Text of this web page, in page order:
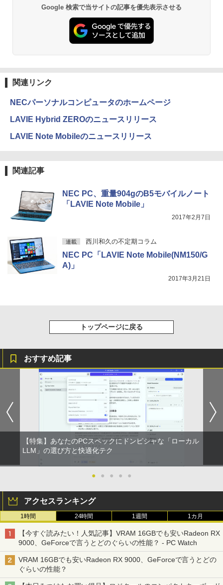
￥1,980
4
日本集中治療医学会 専門医テキスト
教育委員会 ]
タッチペンで音が聞ける！ はじめてずか
ん1000 英語つき はじめて図鑑1000 はじ
めてのずかん こども 子ども 0歳 1歳 2歳
3歳 4歳 小学館 タッチペン 図鑑 ずかん
￥5,478
Anker Soundcore P31i ブラック
￥5,990
レスイヤホン bluetooth イヤホン V12 小型
￥1,964
レスイヤホン Bluetooth 5.4 ノイズキャンセ
リング ANC 36時間再生
BRUCE WAYNE feat. Flo Milli, ATL Jacob
￥250
On My Road (Stadium ver.)
by Amazon 天然水 ラベルレス 500ml ×24本
ウォーター ペットボトル 静岡県産 500ミリリ
ットル (Smart Basic)
by Amazon 天然水ラベルレス 2L×9本
【Amazon.co.jp限定】 伊藤園 磨かれて、澄
] [ 水 ] [ ペットボトル ] [ 箱買い ] [ ストック
￥998
異世界居酒屋「のぶ」(22) (角川コミックス・
￥832
コミックスDIGITAL)
スーパーの裏でヤニ吸うふたり 9巻 (デジタル
版ビッグガンガンコミックス)
Google 検索で当サイトの記事を優先表示させる
関連リンク
NECパーソナルコンピュータのホームページ
LAVIE Hybrid ZEROのニュースリリース
LAVIE Note Mobileのニュースリリース
関連記事
NEC PC、重量904gのB5モバイルノート
「LAVIE Note Mobile」
2017年2月7日
連載 西川和久の不定期コラム
NEC PC「LAVIE Note Mobile(NM150/G
A)」
2017年3月21日
トップページに戻る
おすすめ記事
【特集】あなたのPCスペックにドンピシャな「ローカル
LLM」の選び方と快適化テク
● ● ● ● ●
アクセスランキング
1時間 24時間 1週間 1カ月
【今すぐ読みたい！人気記事】VRAM 16GBでも安いRadeon RX
9000、GeForceで言うとどのぐらいの性能？ - PC Watch
VRAM 16GBでも安いRadeon RX 9000、GeForceで言うとどの
ぐらいの性能？